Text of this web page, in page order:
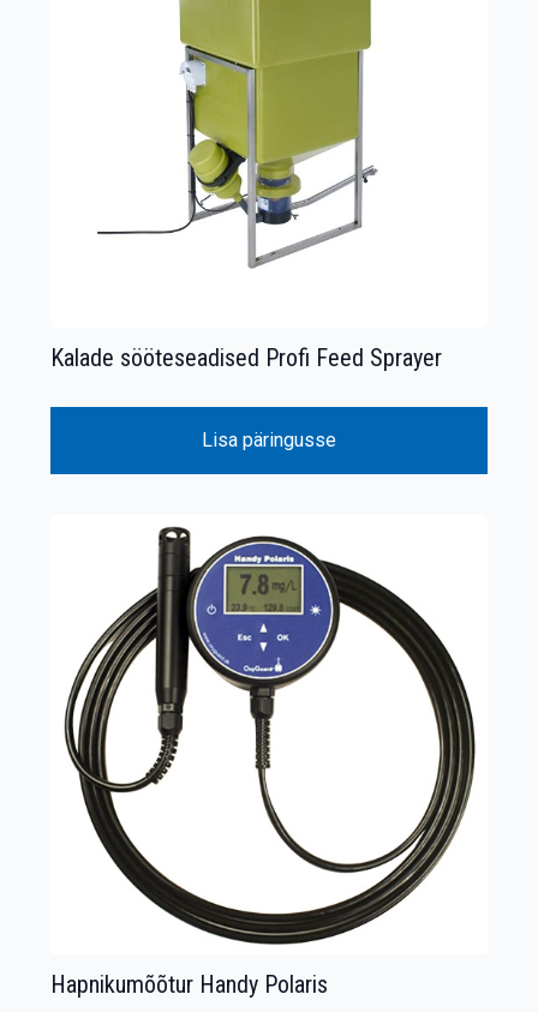
Kalade sööteseadised Profi Feed Sprayer
Lisa päringusse
Hapnikumõõtur Handy Polaris